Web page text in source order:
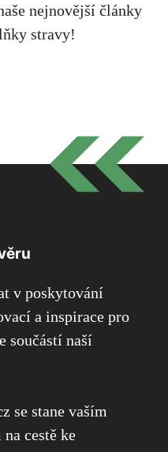
nejnovější články
stravy!
v poskytování
a inspirace pro
součástí naší
se stane vaším
cestě ke